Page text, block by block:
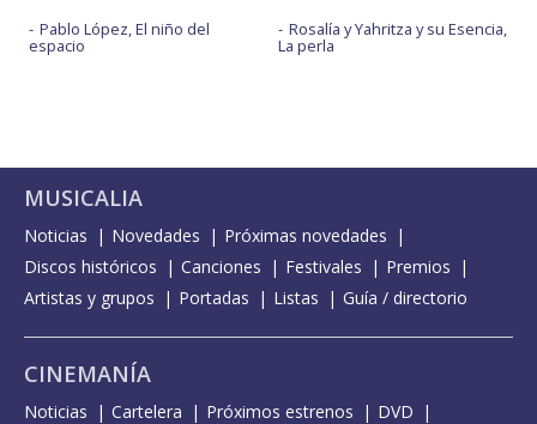
Pablo López, El niño del
espacio
Rosalía y Yahritza y su Esencia,
La perla
MUSICALIA
Noticias Novedades
Próximas novedades
Discos históricos
Canciones Festivales
Premios
Artistas y grupos
Portadas Listas Guía / directorio
CINEMANÍA
Noticias Cartelera Próximos estrenos
DVD